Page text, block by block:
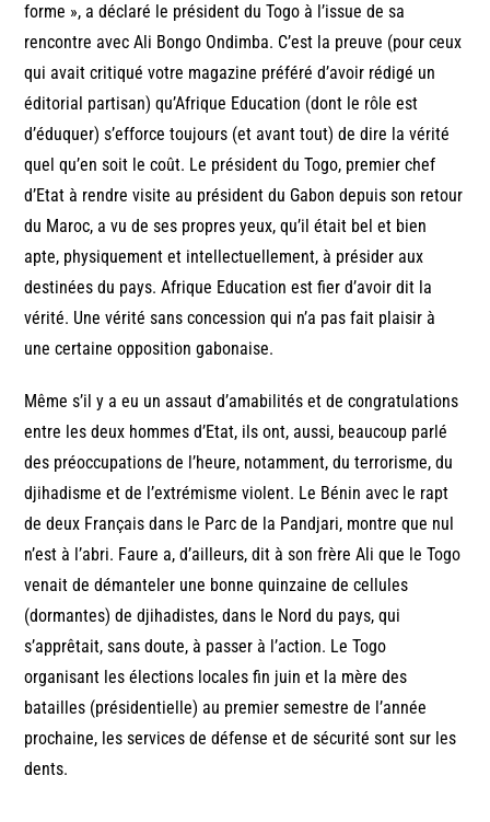
forme », a déclaré le président du Togo à l’issue de sa
rencontre avec Ali Bongo Ondimba. C’est la preuve (pour ceux
qui avait critiqué votre magazine préféré d’avoir rédigé un
éditorial partisan) qu’Afrique Education (dont le rôle est
d’éduquer) s’efforce toujours (et avant tout) de dire la vérité
quel qu’en soit le coût. Le président du Togo, premier chef
d’Etat à rendre visite au président du Gabon depuis son retour
du Maroc, a vu de ses propres yeux, qu’il était bel et bien
apte, physiquement et intellectuellement, à présider aux
destinées du pays. Afrique Education est fier d’avoir dit la
vérité. Une vérité sans concession qui n’a pas fait plaisir à
une certaine opposition gabonaise.
Même s’il y a eu un assaut d’amabilités et de congratulations
entre les deux hommes d’Etat, ils ont, aussi, beaucoup parlé
des préoccupations de l’heure, notamment, du terrorisme, du
djihadisme et de l’extrémisme violent. Le Bénin avec le rapt
de deux Français dans le Parc de la Pandjari, montre que nul
n’est à l’abri. Faure a, d’ailleurs, dit à son frère Ali que le Togo
venait de démanteler une bonne quinzaine de cellules
(dormantes) de djihadistes, dans le Nord du pays, qui
s’apprêtait, sans doute, à passer à l’action. Le Togo
organisant les élections locales fin juin et la mère des
batailles (présidentielle) au premier semestre de l’année
prochaine, les services de défense et de sécurité sont sur les
dents.